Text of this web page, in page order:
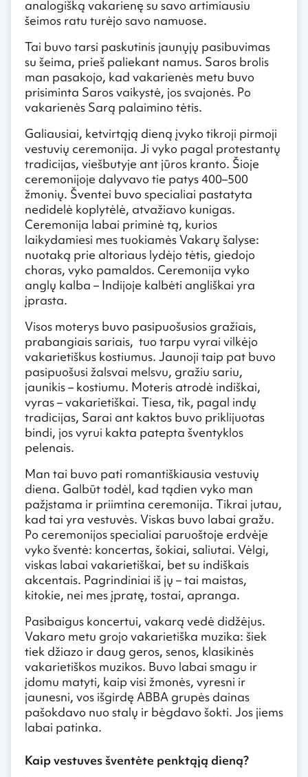
analogišką vakarienę su savo artimiausiu
šeimos ratu turėjo savo namuose.
Tai buvo tarsi paskutinis jaunųjų pasibuvimas
su šeima, prieš paliekant namus. Saros brolis
man pasakojo, kad vakarienės metu buvo
prisiminta Saros vaikystė, jos svajonės. Po
vakarienės Sarą palaimino tėtis.
Galiausiai, ketvirtąją dieną įvyko tikroji pirmoji
vestuvių ceremonija. Ji vyko pagal protestantų
tradicijas, viešbutyje ant jūros kranto. Šioje
ceremonijoje dalyvavo tie patys 400–500
žmonių. Šventei buvo specialiai pastatyta
nedidelė koplytėlė, atvažiavo kunigas.
Ceremonija labai priminė tą, kurios
laikydamiesi mes tuokiamės Vakarų šalyse:
nuotaką prie altoriaus lydėjo tėtis, giedojo
choras, vyko pamaldos. Ceremonija vyko
anglų kalba – Indijoje kalbėti angliškai yra
įprasta.
Visos moterys buvo pasipuošusios gražiais,
prabangiais sariais, tuo tarpu vyrai vilkėjo
vakarietiškus kostiumus. Jaunoji taip pat buvo
pasipuošusi žalsvai melsvu, gražiu sariu,
jaunikis – kostiumu. Moteris atrodė indiškai,
vyras – vakarietiškai. Tiesa, tik, pagal indų
tradicijas, Sarai ant kaktos buvo priklijuotas
bindi, jos vyrui kakta patepta šventyklos
pelenais.
Man tai buvo pati romantiškiausia vestuvių
diena. Galbūt todėl, kad tądien vyko man
pažįstama ir priimtina ceremonija. Tikrai jutau,
kad tai yra vestuvės. Viskas buvo labai gražu.
Po ceremonijos specialiai paruoštoje erdvėje
vyko šventė: koncertas, šokiai, saliutai. Vėlgi,
viskas labai vakarietiškai, bet su indiškais
akcentais. Pagrindiniai iš jų – tai maistas,
kitokie, nei mes įpratę, tostai, apranga.
Pasibaigus koncertui, vakarą vedė didžėjus.
Vakaro metu grojo vakarietiška muzika: šiek
tiek džiazo ir daug geros, senos, klasikinės
vakarietiškos muzikos. Buvo labai smagu ir
įdomu matyti, kaip visi žmonės, vyresni ir
jaunesni, vos išgirdę ABBA grupės dainas
pašokdavo nuo stalų ir bėgdavo šokti. Jos jiems
labai patinka.
Kaip vestuves šventėte penktąją dieną?